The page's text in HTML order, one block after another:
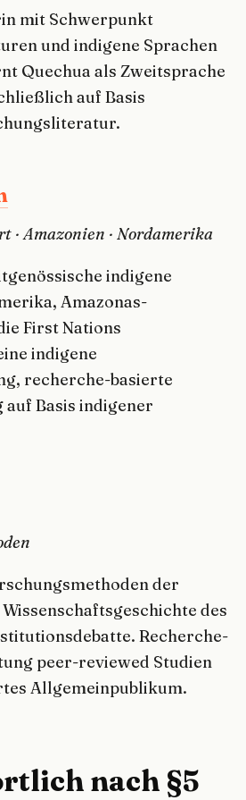
mit Schwerpunkt
und indigene Sprachen
Quechua als Zweitsprache
auf Basis
· Amazonien · Nordamerika
indigene
Amazonas-
First Nations
indigene
recherche-basierte
Basis indigener
der
des
Recherche-
peer-reviewed Studien
Allgemeinpublikum.
nach §5